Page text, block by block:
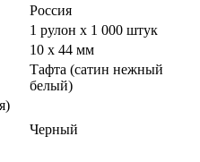
Россия
1 рулон х 1 000 штук
10 х 44 мм
Тафта (сатин нежный
белый)
Черный